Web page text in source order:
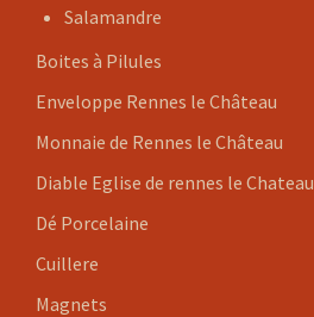
Salamandre
Boites à Pilules
Enveloppe Rennes le Château
Monnaie de Rennes le Château
Diable Eglise de rennes le Chateau
Dé Porcelaine
Cuillere
Magnets